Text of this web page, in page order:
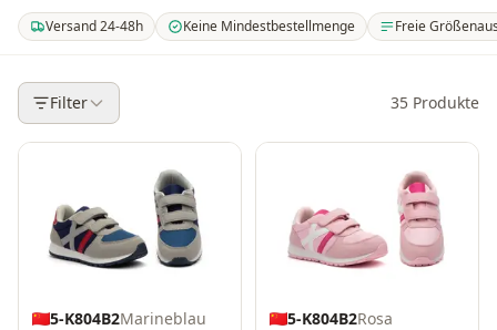
Versand 24-48h
. Versand innerhalb von 24-48 Stunden auf dem spanischen Festland. 3-5
Keine Mindestbestellmenge
. Keine Mindestbestellmenge oder Freie
. Wählen Sie
Filter 35 Produkte
5-K804B2Marineblau
5-K804B2Rosa